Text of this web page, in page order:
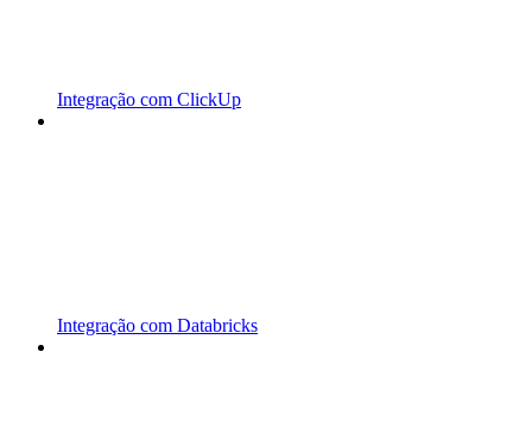
Integração com ClickUp
Integração com Databricks